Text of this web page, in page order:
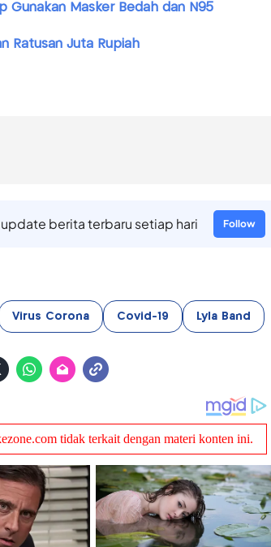
Gunakan Masker Bedah dan N95
Ratusan Juta Rupiah
berita terbaru setiap hari Follow
Virus Corona Covid-19 Lyla Band